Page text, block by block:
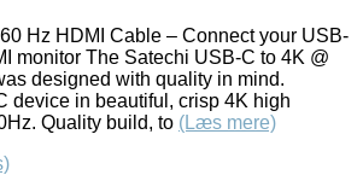
Hz HDMI Cable – Connect your USB-
monitor The Satechi USB-C to 4K @
designed with quality in mind.
device in beautiful, crisp 4K high
Quality build, to (Læs mere)